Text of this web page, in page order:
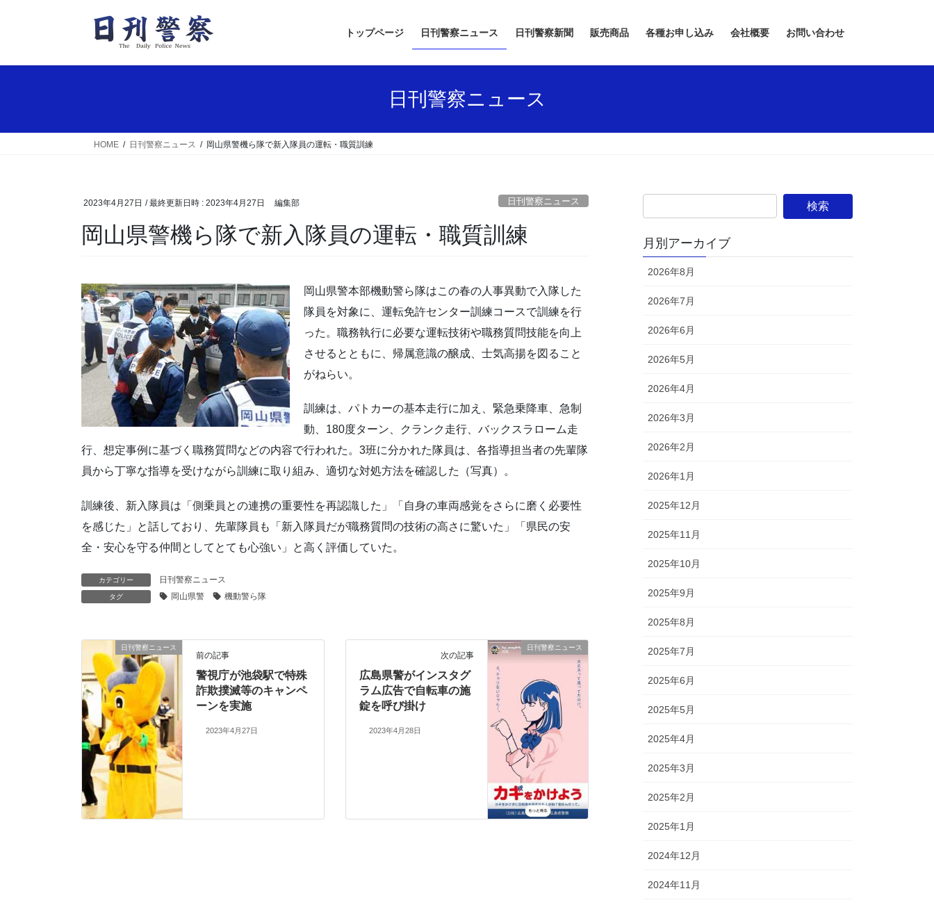
トップページ 日刊警察ニュース 日刊警察新聞 販売商品 各種お申し込み 会社概要 お問い合わせ
日刊警察ニュース
HOME 日刊警察ニュース 岡山県警機ら隊で新入隊員の運転・職質訓練
2023年4月27日 / 最終更新日時 : 2023年4月27日 編集部 日刊警察ニュース
岡山県警機ら隊で新入隊員の運転・職質訓練
岡山県警本部機動警ら隊はこの春の人事異動で入隊した
隊員を対象に、運転免許センター訓練コースで訓練を行
った。職務執行に必要な運転技術や職務質問技能を向上
させるとともに、帰属意識の醸成、士気高揚を図ること
がねらい。
訓練は、パトカーの基本走行に加え、緊急乗降車、急制
動、180度ターン、クランク走行、バックスラローム走
行、想定事例に基づく職務質問などの内容で行われた。3班に分かれた隊員は、各指導担当者の先輩隊
員から丁寧な指導を受けながら訓練に取り組み、適切な対処方法を確認した（写真）。
訓練後、新入隊員は「側乗員との連携の重要性を再認識した」「自身の車両感覚をさらに磨く必要性
を感じた」と話しており、先輩隊員も「新入隊員だが職務質問の技術の高さに驚いた」「県民の安
全・安心を守る仲間としてとても心強い」と高く評価していた。
カテゴリー 日刊警察ニュース
タグ 岡山県警 機動警ら隊
日刊警察ニュース
前の記事
警視庁が池袋駅で特殊
詐欺撲滅等のキャンペ
ーンを実施
2023年4月27日
日刊警察ニュース
次の記事
広島県警がインスタグ
ラム広告で自転車の施
錠を呼び掛け
2023年4月28日
月別アーカイブ
2026年8月
2026年7月
2026年6月
2026年5月
2026年4月
2026年3月
2026年2月
2026年1月
2025年12月
2025年11月
2025年10月
2025年9月
2025年8月
2025年7月
2025年6月
2025年5月
2025年4月
2025年3月
2025年2月
2025年1月
2024年12月
2024年11月